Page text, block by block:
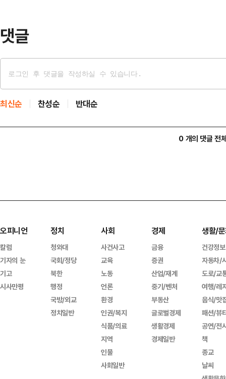
댓글
최신순 찬성순 반대순
0 개의 댓글 전
오피니언
칼럼
기자의 눈
기고
시사만평
정치
청와대
국회/정당
북한
행정
국방/외교
정치일반
사회
사건사고
교육
노동
언론
환경
인권/복지
식품/의료
지역
인물
사회일반
경제
금융
증권
산업/재계
중기/벤처
부동산
글로벌경제
생활경제
경제일반
생활/
건강정보
자동차/
도로/교
여행/레
음식/맛
패션/뷰
공연/전
책
종교
날씨